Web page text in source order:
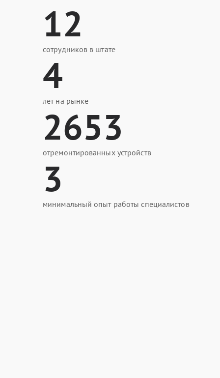
12
сотрудников в штате
4
лет на рынке
2653
отремонтированных устройств
3
минимальный опыт работы специалистов